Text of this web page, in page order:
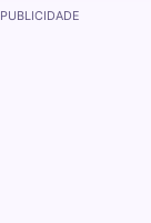
PUBLICIDADE